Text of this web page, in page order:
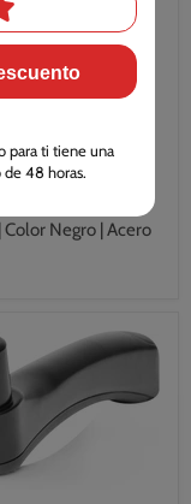
de Dos Brazos
para Monitor
Color Negro | Acero
para ti tiene una
de 48 horas.